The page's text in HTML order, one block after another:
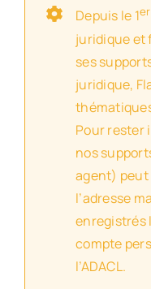
Depuis le 1er
juridique et
ses
juridique,
Pour rester
nos
agent) peut
l’adresse
enregistrés
compte
l’ADACL.